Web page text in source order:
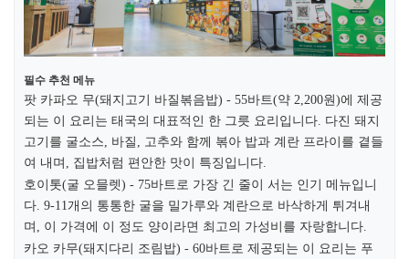
필수 추천 메뉴
팟 카파오 무(돼지고기 바질볶음밥) - 55바트(약 2,200원)에 제공
되는 이 요리는 태국의 대표적인 한 그릇 요리입니다. 다진 돼지
고기를 굴소스, 바질, 고추와 함께 볶아 밥과 계란 프라이를 곁들
여 내며, 집밥처럼 편안한 맛이 특징입니다.​
호이톳(굴 오믈렛) - 75바트로 가장 긴 줄이 서는 인기 메뉴입니
다. 9-11개의 통통한 굴을 밀가루와 계란으로 바삭하게 튀겨내
며, 이 가격에 이 정도 양이라면 최고의 가성비를 자랑합니다.​
카오 카무(돼지다리 조림밥) - 60바트로 제공되는 이 요리는 푸